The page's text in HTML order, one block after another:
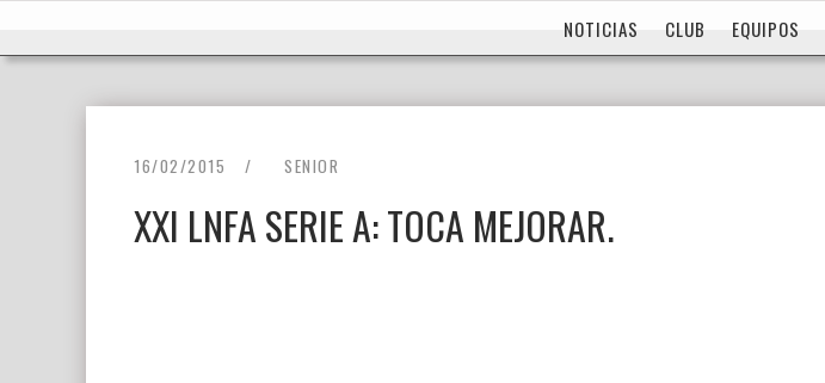
NOTICIAS CLUB EQUIPOS
16/02/2015 SENIOR
XXI LNFA SERIE A: TOCA MEJORAR.